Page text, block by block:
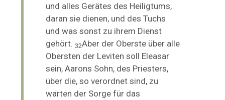
und alles Gerätes des Heiligtums,
daran sie dienen, und des Tuchs
und was sonst zu ihrem Dienst
gehört.32Aber der Oberste über alle
Obersten der Leviten soll Eleasar
sein, Aarons Sohn, des Priesters,
über die, so verordnet sind, zu
warten der Sorge für das